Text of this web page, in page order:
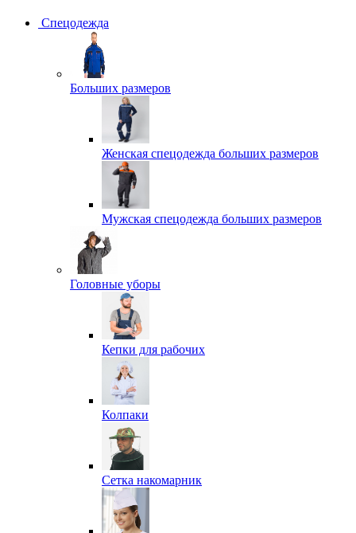
Спецодежда
Больших размеров
Женская спецодежда больших размеров
Мужская спецодежда больших размеров
Головные уборы
Кепки для рабочих
Колпаки
Сетка накомарник